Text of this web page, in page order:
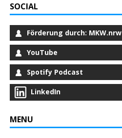
SOCIAL
Förderung durch: MKW.nrw
YouTube
Spotify Podcast
LinkedIn
MENU